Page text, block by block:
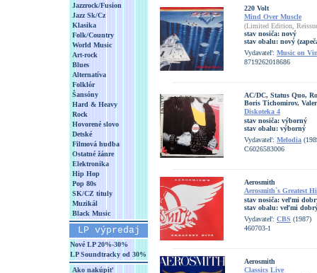
Jazzrock/Fusion
Jazz Sk/Cz
Klasika
Folk/Country
World Music
Art-rock
Blues
Alternatíva
Folklór
Šansóny
Hard & Heavy
Rock
Hovorené slovo
Detské
Filmová hudba
Ostatné žánre
Elektronika
Hip Hop
Pop 80s
SK/CZ tituly
Muzikál
Black Music
LP výpredaj
Nové LP 20%-30%
LP Soundtracky od 30%
Ako nakúpiť
220 Volt
Mind Over Muscle
(Limited Edition,
stav nosiča: nový
stav obalu: nový
Vydavateľ: Music on
8719262018686
AC/DC, Status Quo,
Boris Tichomirov,
Diskoteka 4
stav nosiča: výborný
stav obalu: výborný
Vydavateľ: Melodia
C6026583006
Aerosmith
Aerosmith`s Greatest
stav nosiča: veľmi
stav obalu: veľmi
Vydavateľ: CBS (1987)
460703-1
Aerosmith
Classics Live